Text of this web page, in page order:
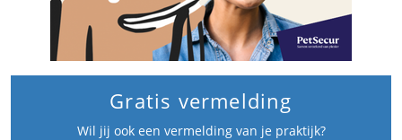
Gratis vermelding
Wil jij ook een vermelding van je praktijk?